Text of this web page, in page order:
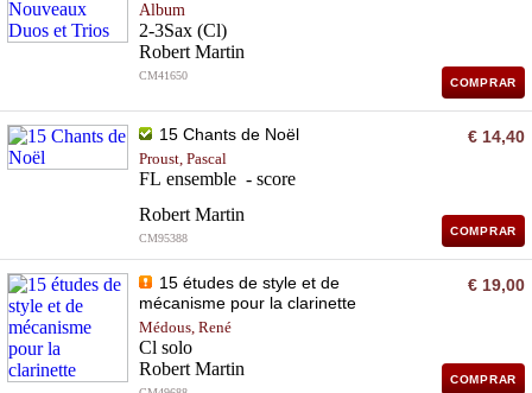
Album
2-3Sax (Cl)
Robert Martin
CM41650
COMPRAR
15 Chants de Noël
Proust, Pascal
FL ensemble - score
Robert Martin
CM95388
€ 14,40
COMPRAR
15 études de style et de
mécanisme pour la clarinette
Médous, René
Cl solo
Robert Martin
€ 19,00
COMPRAR